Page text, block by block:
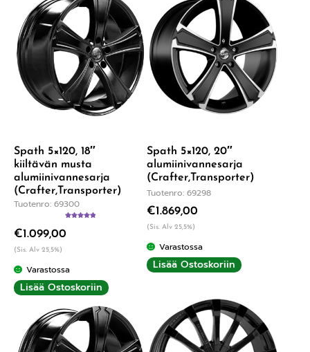
Spath 5×120, 18″
kiiltävän musta
alumiinivannesarja
(Crafter,Transporter)
Tuotenro: 69300
€1.099,00
(Sis. Alv 25,5%)
Varastossa
Lisää Ostoskoriin
Spath 5×120, 20″
alumiinivannesarja
(Crafter,Transporter)
Tuotenro: 69298
€1.869,00
(Sis. Alv 25,5%)
Varastossa
Lisää Ostoskoriin